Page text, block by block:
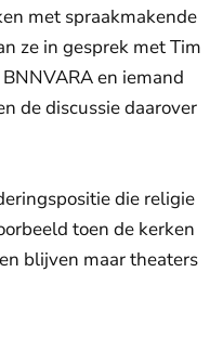
met spraakmakende
ze in gesprek met Tim
en iemand
de discussie daarover
die religie
toen de kerken
blijven maar theaters